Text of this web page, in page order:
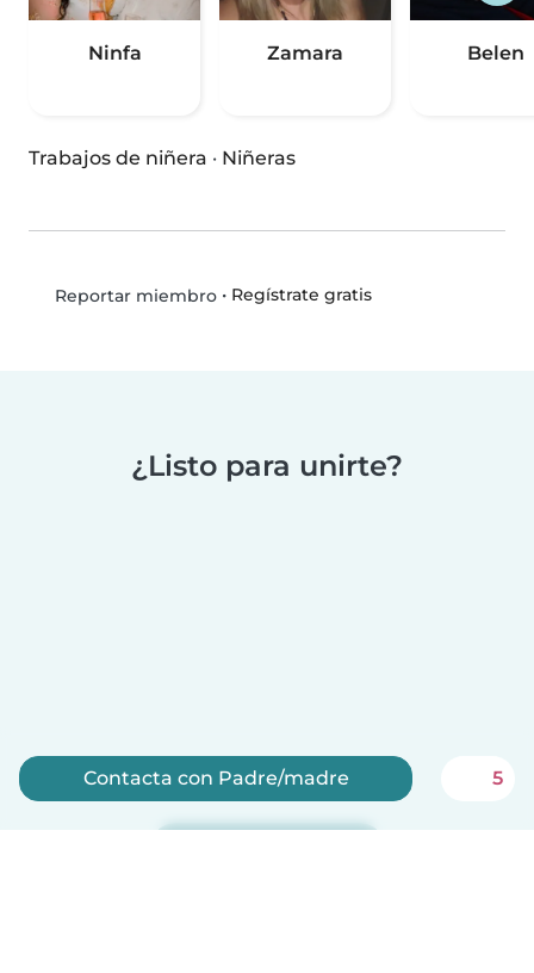
Ninfa Zamara Belen
Trabajos de niñera · Niñeras
Reportar miembro• Regístrate gratis
¿Listo para unirte?
Contacta con Padre/madre 5